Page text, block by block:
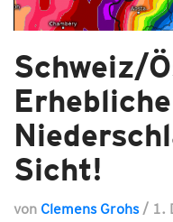
Schweiz/
Erhebliche
Sicht!
von Clemens Grohs / 1.